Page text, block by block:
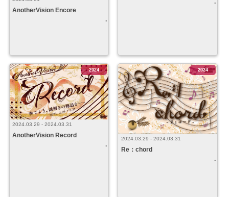
AnotherVision Encore
2024.03.29 - 2024.03.31
AnotherVision Record
2024
2024.03.29 - 2024.03.31
Re：chord
2024